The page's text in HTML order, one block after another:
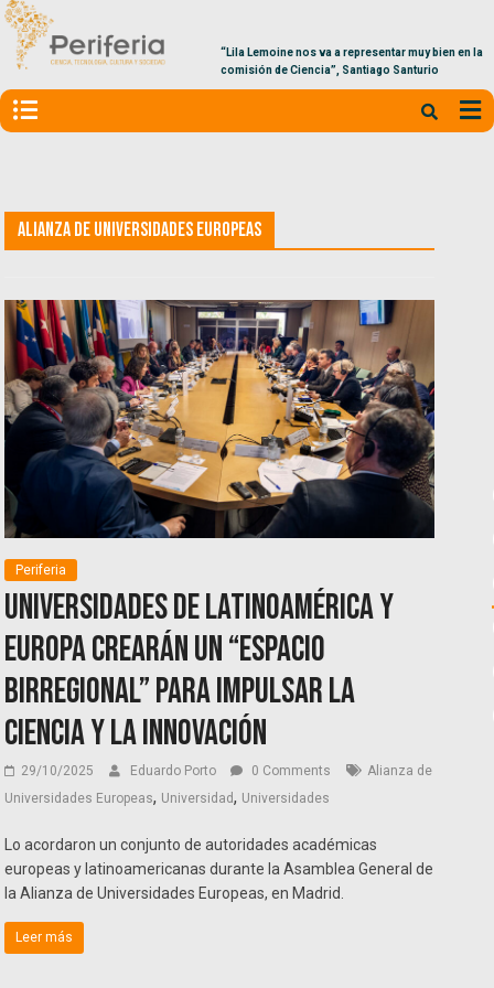
“Lila Lemoine nos va a representar muy bien en la
comisión de Ciencia”, Santiago Santurio
Alianza de Universidades Europeas
Periferia
Universidades de Latinoamérica y
Europa crearán un “espacio
birregional” para impulsar la
ciencia y la innovación
29/10/2025 Eduardo Porto 0 Comments
Alianza de
Universidades Europeas, Universidad, Universidades
Lo acordaron un conjunto de autoridades académicas
europeas y latinoamericanas durante la Asamblea General de
la Alianza de Universidades Europeas, en Madrid.
Leer más